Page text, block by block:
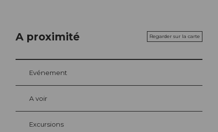
A proximité Regarder sur la carte
Evénement
A voir
Excursions